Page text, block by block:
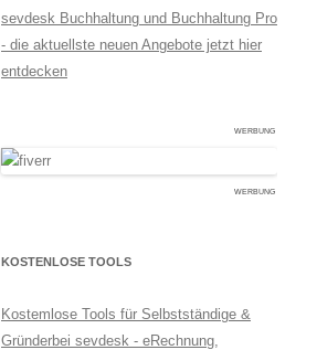
sevdesk Buchhaltung und Buchhaltung Pro
- die aktuellste neuen Angebote jetzt hier
entdecken
WERBUNG
WERBUNG
KOSTENLOSE TOOLS
Kostemlose Tools für Selbstständige &
Gründerbei sevdesk - eRechnung,